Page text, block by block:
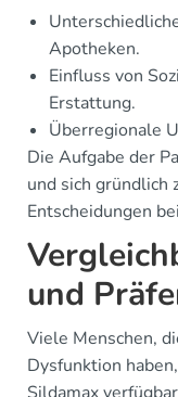
Apotheken.
Einfluss von
Erstattung.
Überregionale
Die Aufgabe der
und sich gründlich
Entscheidungen
und
Viele Menschen,
Dysfunktion